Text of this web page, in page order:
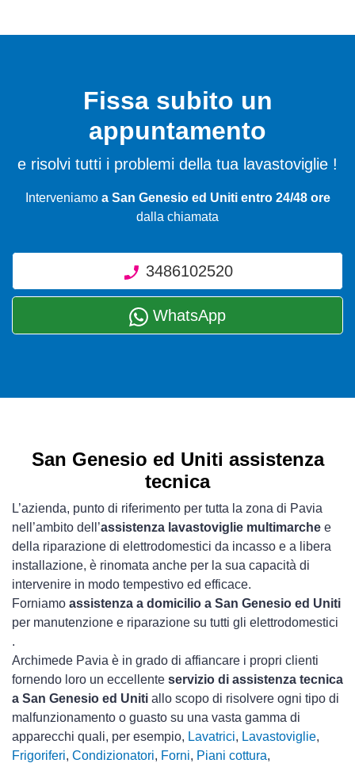
Fissa subito un
appuntamento
e risolvi tutti i problemi della tua lavastoviglie !
Interveniamo a San Genesio ed Uniti entro 24/48 ore
dalla chiamata
3486102520
WhatsApp
San Genesio ed Uniti assistenza
tecnica
L’azienda, punto di riferimento per tutta la zona di Pavia
nell’ambito dell’assistenza lavastoviglie multimarche e
della riparazione di elettrodomestici da incasso e a libera
installazione, è rinomata anche per la sua capacità di
intervenire in modo tempestivo ed efficace.
Forniamo assistenza a domicilio a San Genesio ed Uniti
per manutenzione e riparazione su tutti gli elettrodomestici
.
Archimede Pavia è in grado di affiancare i propri clienti
fornendo loro un eccellente servizio di assistenza tecnica
a San Genesio ed Uniti allo scopo di risolvere ogni tipo di
malfunzionamento o guasto su una vasta gamma di
apparecchi quali, per esempio, Lavatrici, Lavastoviglie,
Frigoriferi, Condizionatori, Forni, Piani cottura,